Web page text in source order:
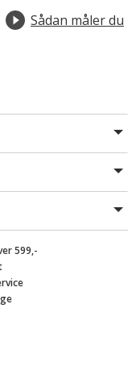
Sådan måler du
599,-